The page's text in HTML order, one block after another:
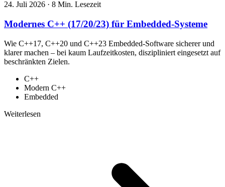
24. Juli 2026 · 8 Min. Lesezeit
Modernes C++ (17/20/23) für Embedded-Systeme
Wie C++17, C++20 und C++23 Embedded-Software sicherer und
klarer machen – bei kaum Laufzeitkosten, diszipliniert eingesetzt auf
beschränkten Zielen.
C++
Modern C++
Embedded
Weiterlesen